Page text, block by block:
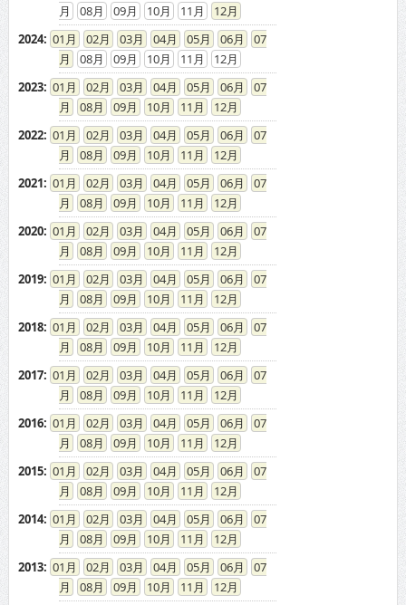
08
09 10 11
12
2024: 01 02 03 04 05 06
07
08
09 10 11
12
2023: 01 02 03 04 05 06
07
08
09 10 11
12
2022: 01 02 03 04 05 06
07
08
09 10 11
12
2021: 01 02 03 04 05 06
07
08
09 10 11
12
2020: 01 02 03 04 05 06
07
08
09 10 11
12
2019: 01 02 03 04 05 06
07
08
09 10 11
12
2018: 01 02 03 04 05 06
07
08
09 10 11
12
2017: 01 02 03 04 05 06
07
08
09 10 11
12
2016: 01 02 03 04 05 06
07
08
09 10 11
12
2015: 01 02 03 04 05 06
07
08
09 10 11
12
2014: 01 02 03 04 05 06
07
08
09 10 11
12
2013: 01 02 03 04 05 06
07
08
09 10 11
12